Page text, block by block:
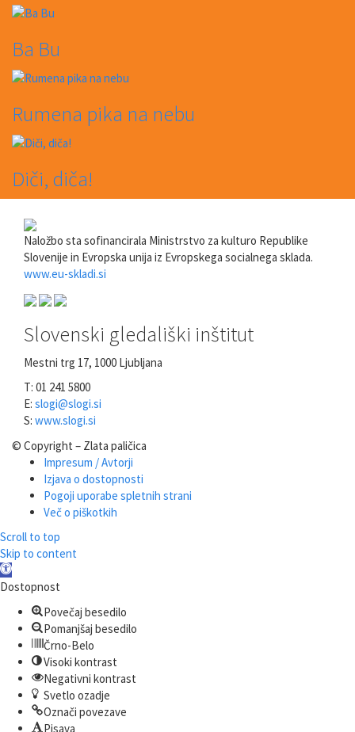
Ba Bu
Rumena pika na nebu
Diči, diča!
Naložbo sta sofinancirala Ministrstvo za kulturo Republike
Slovenije in Evropska unija iz Evropskega socialnega sklada.
www.eu-skladi.si
Slovenski gledališki inštitut
Mestni trg 17, 1000 Ljubljana
T: 01 241 5800
E: slogi@slogi.si
S: www.slogi.si
© Copyright – Zlata paličica
Impresum / Avtorji
Izjava o dostopnosti
Pogoji uporabe spletnih strani
Več o piškotkih
Scroll to top
Skip to content
Open
toolbar
Dostopnost
Povečaj besedilo
Pomanjšaj besedilo
Črno-Belo
Visoki kontrast
Negativni kontrast
Svetlo ozadje
Označi povezave
Pisava